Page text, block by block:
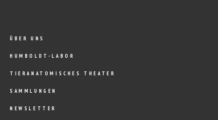
ÜBER UNS
HUMBOLDT-LABOR
TIERANATOMISCHES THEATER
SAMMLUNGEN
NEWSLETTER